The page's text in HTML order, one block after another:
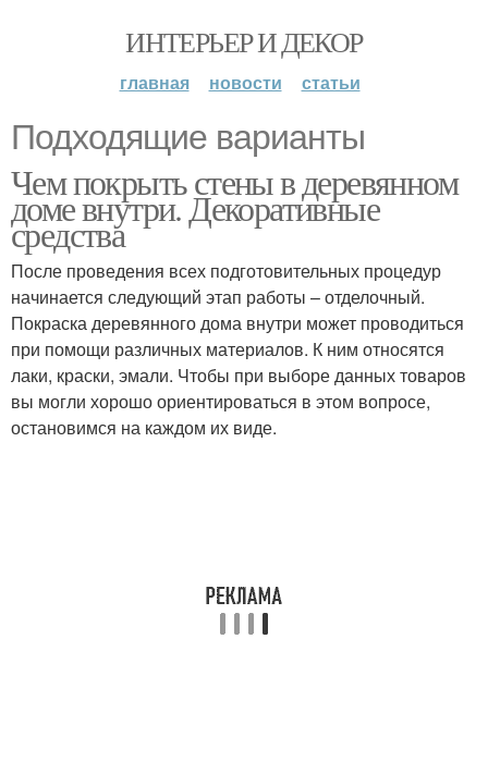
ИНТЕРЬЕР И ДЕКОР
главная новости статьи
Подходящие варианты
Чем покрыть стены в деревянном
доме внутри. Декоративные
средства
После проведения всех подготовительных процедур
начинается следующий этап работы – отделочный.
Покраска деревянного дома внутри может проводиться
при помощи различных материалов. К ним относятся
лаки, краски, эмали. Чтобы при выборе данных товаров
вы могли хорошо ориентироваться в этом вопросе,
остановимся на каждом их виде.